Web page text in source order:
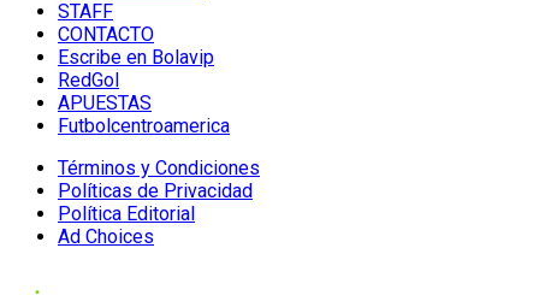
STAFF
CONTACTO
Escribe en Bolavip
RedGol
APUESTAS
Futbolcentroamerica
Términos y Condiciones
Políticas de Privacidad
Política Editorial
Ad Choices